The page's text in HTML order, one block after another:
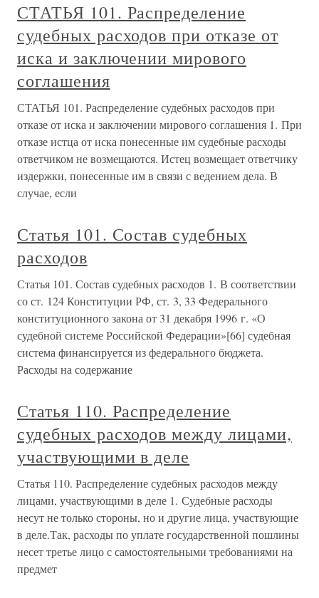
СТАТЬЯ 101. Распределение
судебных расходов при отказе от
иска и заключении мирового
соглашения
СТАТЬЯ 101. Распределение судебных расходов при
отказе от иска и заключении мирового соглашения 1. При
отказе истца от иска понесенные им судебные расходы
ответчиком не возмещаются. Истец возмещает ответчику
издержки, понесенные им в связи с ведением дела. В
случае, если
Статья 101. Состав судебных
расходов
Статья 101. Состав судебных расходов 1. В соответствии
со ст. 124 Конституции РФ, ст. 3, 33 Федерального
конституционного закона от 31 декабря 1996 г. «О
судебной системе Российской Федерации»[66] судебная
система финансируется из федерального бюджета.
Расходы на содержание
Статья 110. Распределение
судебных расходов между лицами,
участвующими в деле
Статья 110. Распределение судебных расходов между
лицами, участвующими в деле 1. Судебные расходы
несут не только стороны, но и другие лица, участвующие
в деле.Так, расходы по уплате государственной пошлины
несет третье лицо с самостоятельными требованиями на
предмет